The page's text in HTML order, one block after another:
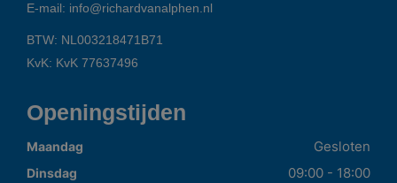
E-mail: info@richardvanalphen.nl
BTW: NL003218471B71
KvK: KvK 77637496
Openingstijden
Maandag Gesloten
Dinsdag 09:00 - 18:00